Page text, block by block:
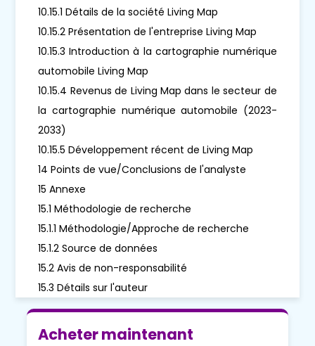
10.15.1 Détails de la société Living Map
10.15.2 Présentation de l'entreprise Living Map
10.15.3 Introduction à la cartographie numérique
automobile Living Map
10.15.4 Revenus de Living Map dans le secteur de
la cartographie numérique automobile (2023-
2033)
10.15.5 Développement récent de Living Map
14 Points de vue/Conclusions de l'analyste
15 Annexe
15.1 Méthodologie de recherche
15.1.1 Méthodologie/Approche de recherche
15.1.2 Source de données
15.2 Avis de non-responsabilité
15.3 Détails sur l'auteur
Acheter maintenant